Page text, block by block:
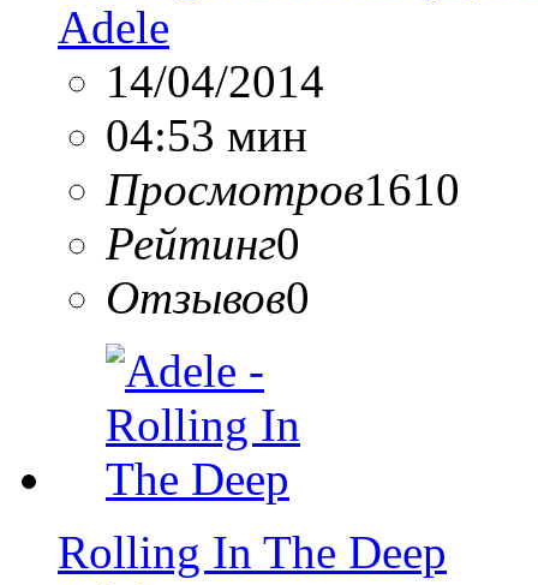
Adele
14/04/2014
04:53 мин
Просмотров1610
Рейтинг0
Отзывов0
Rolling In The Deep